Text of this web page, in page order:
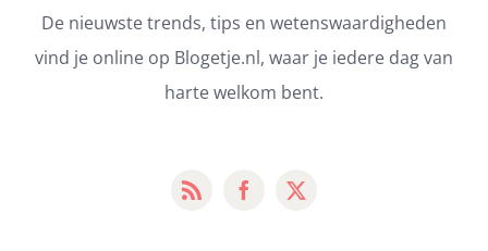
De nieuwste trends, tips en wetenswaardigheden
vind je online op Blogetje.nl, waar je iedere dag van
harte welkom bent.